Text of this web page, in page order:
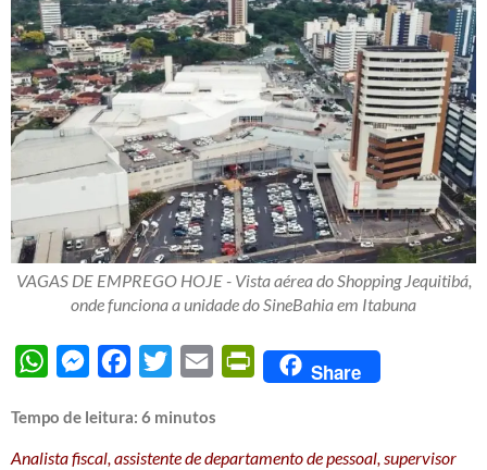
VAGAS DE EMPREGO HOJE - Vista aérea do Shopping Jequitibá,
onde funciona a unidade do SineBahia em Itabuna
WhatsAppMessengerFacebook
Twitter Email PrintFriendly
Share
Tempo de leitura: 6 minutos
Analista fiscal, assistente de departamento de pessoal, supervisor